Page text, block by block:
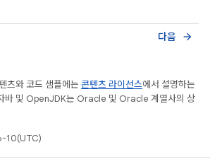
다음 arrow_forward
츠와 코드 샘플에는 콘텐츠 라이선스에서 설명하는
바 및 OpenJDK는 Oracle 및 Oracle 계열사의 상
10(UTC)